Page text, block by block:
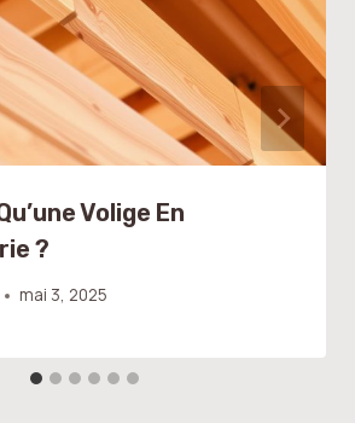
Volige En
?
mai 3, 2025